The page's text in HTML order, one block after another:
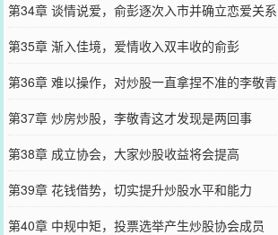
第34章 谈情说爱，俞彭逐次入市并确立恋爱关系
第35章 渐入佳境，爱情收入双丰收的俞彭
第36章 难以操作，对炒股一直拿捏不准的李敬青
第37章 炒房炒股，李敬青这才发现是两回事
第38章 成立协会，大家炒股收益将会提高
第39章 花钱借势，切实提升炒股水平和能力
第40章 中规中矩，投票选举产生炒股协会成员